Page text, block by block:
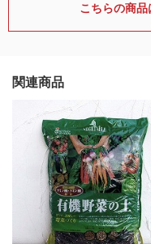
こちらの商
関連商品